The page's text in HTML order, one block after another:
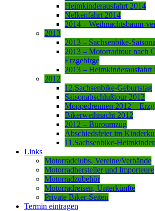
Heimkinderausfahrt 2014
Nelkenfahrt 2014
2014 – Weihnachtsbaum-
2013
2013 – Sachsenbike-
2013 – Motorradtour nach
Erzgebirge
2013 – Heimkinderausfahrt
2012
12.Sachsenbike-Geburtstag
Saisonabschlußtour 2012
Moppedrennen 2012 –
Bikerweihnacht 2012
2012 – Büroumzug
Abschiedsfeier im
11.Sachsenbike-
Links
Motorradclubs, Vereine/Verbände
Motorradhersteller und Importeure
Motorradzubehör
Motorradreisen, Unterkünfte
Private Biker-Seiten
Termin eintragen